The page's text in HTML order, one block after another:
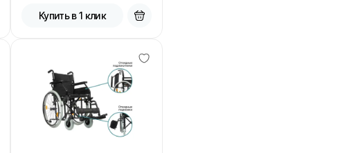
Купить в 1 клик